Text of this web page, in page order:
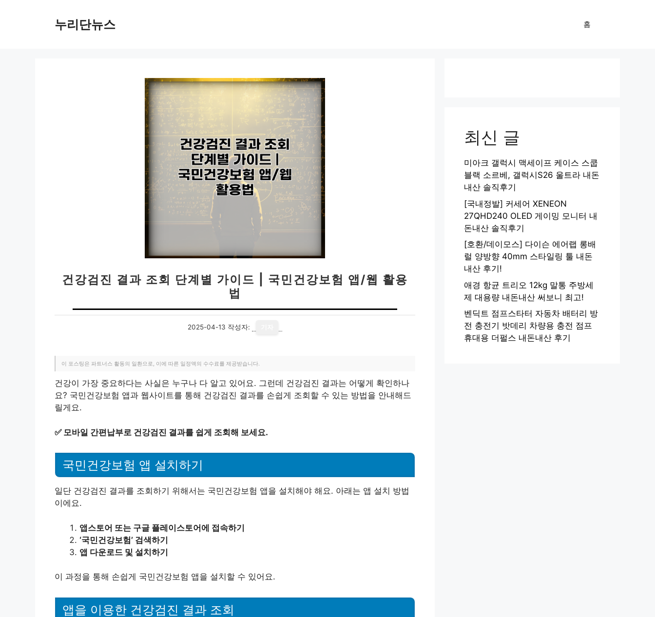
누리단뉴스 홈
건강검진 결과 조회 단계별 가이드 | 국민건강보험 앱/웹 활용
법
2025-04-13 작성자:
이 포스팅은 파트너스 활동의 일환으로, 이에 따른 일정액의 수수료를 제공받습니다.
건강이 가장 중요하다는 사실은 누구나 다 알고 있어요. 그런데 건강검진 결과는 어떻게 확인하나
요? 국민건강보험 앱과 웹사이트를 통해 건강검진 결과를 손쉽게 조회할 수 있는 방법을 안내해드
릴게요.
✅ 모바일 간편납부로 건강검진 결과를 쉽게 조회해 보세요.
국민건강보험 앱 설치하기
일단 건강검진 결과를 조회하기 위해서는 국민건강보험 앱을 설치해야 해요. 아래는 앱 설치 방법
이에요.
앱스토어 또는 구글 플레이스토어에 접속하기
‘국민건강보험’ 검색하기
앱 다운로드 및 설치하기
이 과정을 통해 손쉽게 국민건강보험 앱을 설치할 수 있어요.
앱을 이용한 건강검진 결과 조회
최신 글
미아크 갤럭시 맥세이프 케이스 스쿱
블랙 소르베, 갤럭시S26 울트라 내돈
내산 솔직후기
[국내정발] 커세어 XENEON
27QHD240 OLED 게이밍 모니터 내
돈내산 솔직후기
[호환/데이모스] 다이슨 에어랩 롱배
럴 양방향 40mm 스타일링 툴 내돈
내산 후기!
애경 항균 트리오 12kg 말통 주방세
제 대용량 내돈내산 써보니 최고!
벤딕트 점프스타터 자동차 배터리 방
전 충전기 밧데리 차량용 충전 점프
휴대용 더펄스 내돈내산 후기